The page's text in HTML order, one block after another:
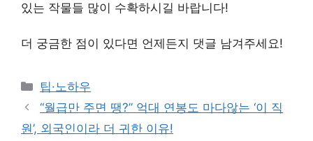
있는 작물들 많이 수확하시길 바랍니다!
더 궁금한 점이 있다면 언제든지 댓글 남겨주세요!
Categories
팁·노하우
“월급만 주면 땡?” 억대 연봉도 마다않는 ‘이 직
원’, 외국인이라 더 귀한 이유!